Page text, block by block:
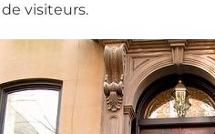
visiteurs.